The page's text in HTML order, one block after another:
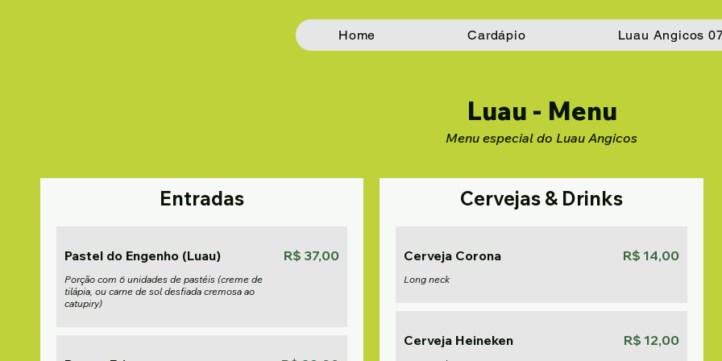
Home Cardápio Luau Angicos
Luau - Menu
Menu especial do Luau Angicos
Entradas
Pastel do Engenho (Luau)
Porção com 6 unidades de pastéis (creme de
tilápia, ou carne de sol desfiada cremosa ao
catupiry)
R$ 37,00
Cervejas & Drinks
Cerveja Corona
Long neck
R$ 14,00
Cerveja Heineken R$ 12,00